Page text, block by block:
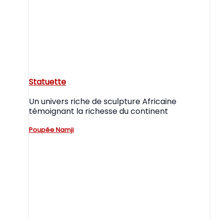
Statuette
Un univers riche de sculpture Africaine
témoignant la richesse du continent
Poupée Namji